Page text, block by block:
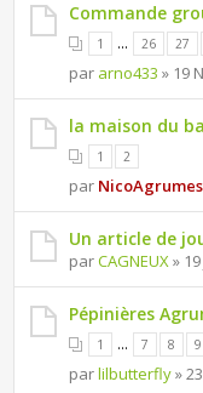
Commande
1 ... 26 27
par arno433 » 19
la maison du
1 2
par NicoAgrumes
Un article de
parCAGNEUX»
Pépinières
1 ... 7 8 9
parlilbutterfly»